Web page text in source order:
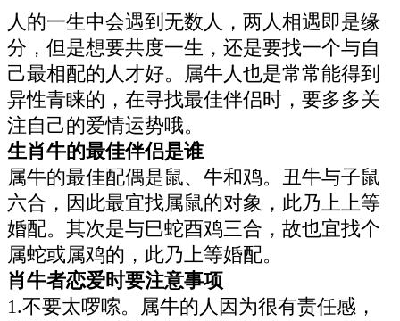
人的一生中会遇到无数人，两人相遇即是缘
分，但是想要共度一生，还是要找一个与自
己最相配的人才好。属牛人也是常常能得到
异性青睐的，在寻找最佳伴侣时，要多多关
注自己的爱情运势哦。
生肖牛的最佳伴侣是谁
属牛的最佳配偶是鼠、牛和鸡。丑牛与子鼠
六合，因此最宜找属鼠的对象，此乃上上等
婚配。其次是与巳蛇酉鸡三合，故也宜找个
属蛇或属鸡的，此乃上等婚配。
肖牛者恋爱时要注意事项
1.不要太啰嗦。属牛的人因为很有责任感，